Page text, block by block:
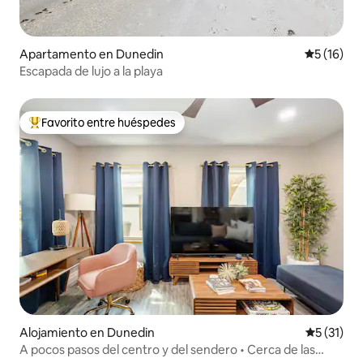
Apartamento en Dunedin
5 (16)
Escapada de lujo a la playa
Favorito entre huéspedes preferido
Favorito entre huéspedes
Alojamiento en Dunedin
5 (31)
A pocos pasos del centro y del sendero • Cerca de las